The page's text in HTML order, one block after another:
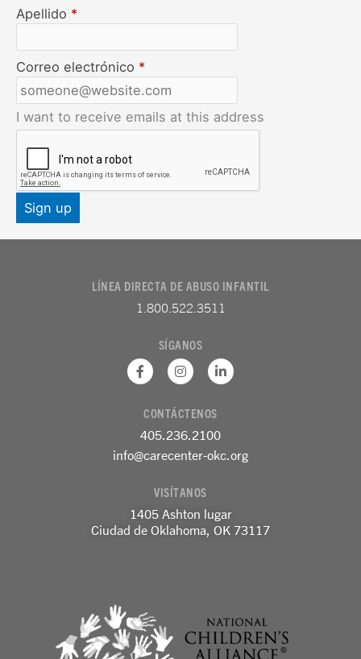
Apellido *
Correo electrónico *
I want to receive emails at this address
LÍNEA DIRECTA DE ABUSO INFANTIL
1.800.522.3511
SÍGANOS
F
a
c
b
o
o
k
-
I
n
s
a
g
r
a
L
i
n
d
i
n
CONTÁCTENOS
405.236.2100
info@carecenter-okc.org
VISÍTANOS
1405 Ashton lugar
Ciudad de Oklahoma, OK 73117